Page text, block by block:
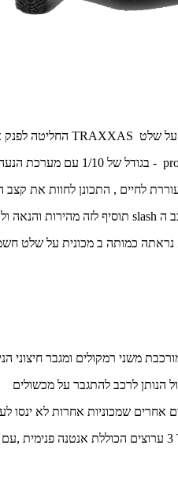
על שלט TRAXXAS החליטה לפנק
- בגודל של 1/10 עם מערכת הנעה
לחיים , התכונן לחוות את קצב
ה slash תוסיף לזה מהירות והנאה
כמותה ב מכונית על שלט
משני רמקולים ומגבר
הנותן לרכב להתגבר על מכשולים
אחרים שמכוניות אחרות לא